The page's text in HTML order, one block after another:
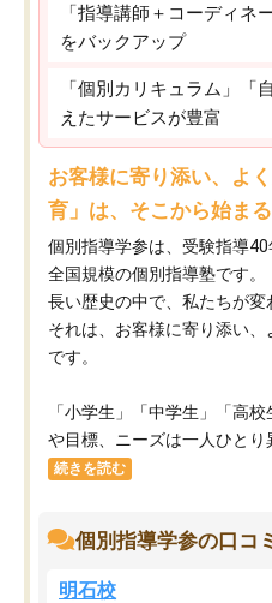
「指導講師＋コーディネ
をバックアップ
「個別カリキュラム」「
えたサービスが豊富
お客様に寄り添い、よ
育」は、そこから始まる
個別指導学参は、受験指導40
全国規模の個別指導塾です。
長い歴史の中で、私たちが変
それは、お客様に寄り添い
です。
「小学生」「中学生」「高
や目標、ニーズは一人ひとり
続きを読む
個別指導学参の口コ
明石校